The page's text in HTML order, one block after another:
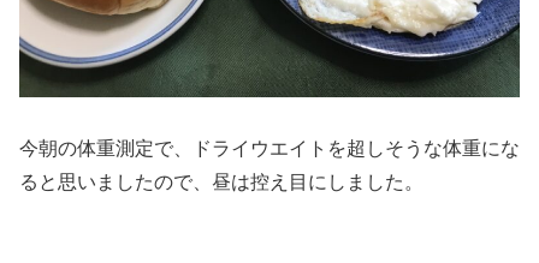
今朝の体重測定で、ドライウエイトを超しそうな体重にな
ると思いましたので、昼は控え目にしました。